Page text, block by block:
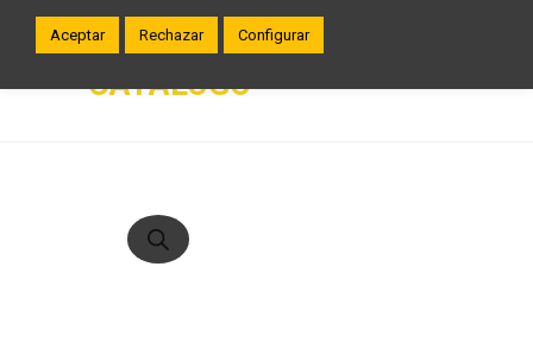
CATÁLOGO
productos
Aceptar Rechazar Configurar